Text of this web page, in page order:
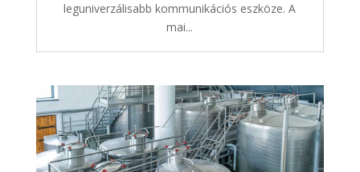
leguniverzálisabb kommunikációs eszköze. A
mai...